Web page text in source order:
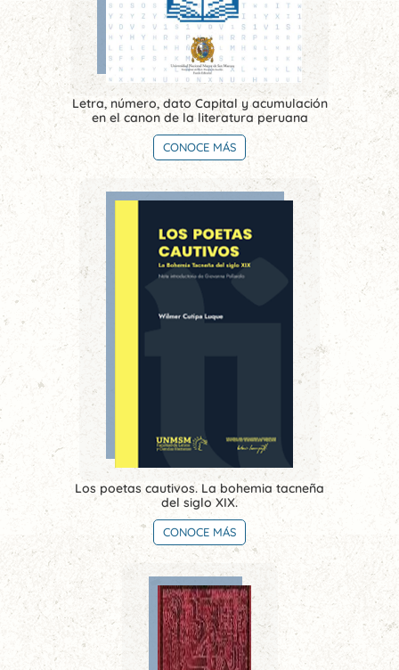
Letra, número, dato Capital y acumulación
en el canon de la literatura peruana
CONOCE MÁS
Los poetas cautivos. La bohemia tacneña
del siglo XIX.
CONOCE MÁS